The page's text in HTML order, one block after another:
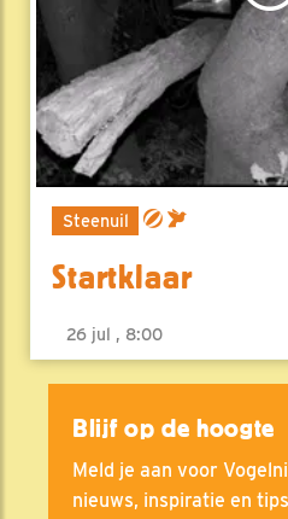
Steenuil
Startklaar
26 jul , 8:00
Blijf op de hoogte
Meld je aan voor
nieuws, inspiratie en